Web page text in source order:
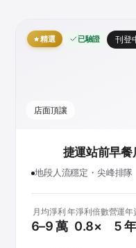
精選 已驗證 刊登
店面頂讓
捷運站前早餐
地段人流穩定・尖峰排隊
月均淨利
6–9 萬
年淨利倍數
0.8×
營運年
5 年